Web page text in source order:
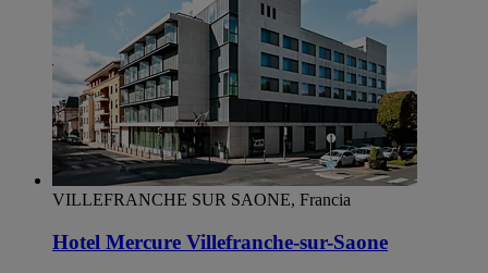
VILLEFRANCHE SUR SAONE, Francia
Hotel Mercure Villefranche-sur-Saone